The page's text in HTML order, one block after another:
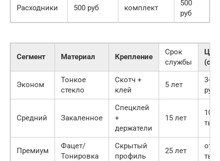
Расходники 500 руб комплект
500
руб
Сегмент Материал Крепление
Срок
службы
Эконом
Тонкое
стекло
Скотч +
клей
5 лет
3-7
руб
Средний Закаленное
Спецклей
+
держатели
15 лет
10-
Премиум
Фацет/
Тонировка
Скрытый
профиль
25 лет
от